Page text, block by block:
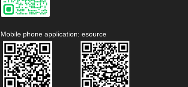
Mobile phone application: esource